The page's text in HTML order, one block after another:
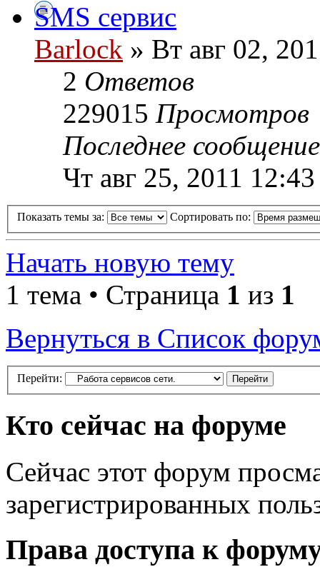
SMS сервис
Barlock » Вт авг 02,
2 Ответов
229015 Просмотров
Последнее
Чт авг 25, 2011
Показать темы за: Сортировать по:
Начать новую тему
1 тема • Страница 1 из 1
Вернуться в Список
Перейти:
Кто сейчас на форуме
Сейчас этот форум
зарегистрированных
Права доступа к